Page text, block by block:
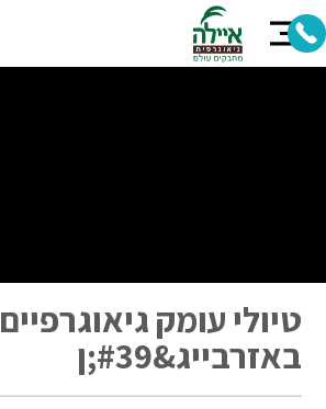
טיולי עומק גיאוגרפיים
באזרבייג&#39;ן